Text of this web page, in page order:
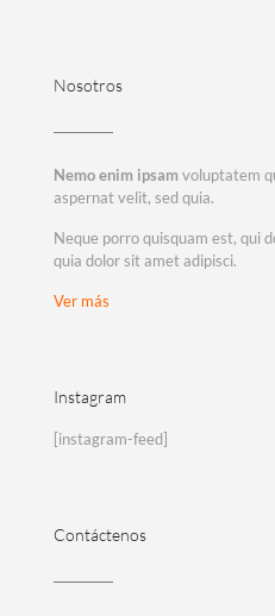
Nosotros
Nemo enim ipsam voluptatem
aspernat velit, sed quia.
Neque porro quisquam est, qui
quia dolor sit amet adipisci.
Ver más
Instagram
[instagram-feed]
Contáctenos